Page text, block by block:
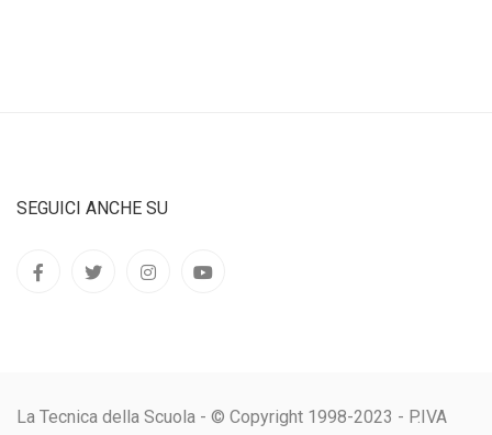
SEGUICI ANCHE SU
La Tecnica della Scuola - © Copyright 1998-2023 - P.IVA